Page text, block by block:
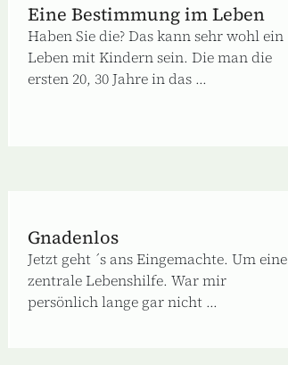
Eine Bestimmung im Leben
Haben Sie die? Das kann sehr wohl ein
Leben mit Kindern sein. Die man die
ersten 20, 30 Jahre in das ...
Gnadenlos
Jetzt geht ´s ans Eingemachte. Um eine
zentrale Lebenshilfe. War mir
persönlich lange gar nicht ...